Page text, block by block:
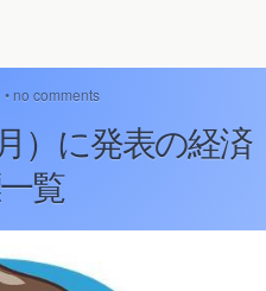
no comments
）に発表の経済
覧